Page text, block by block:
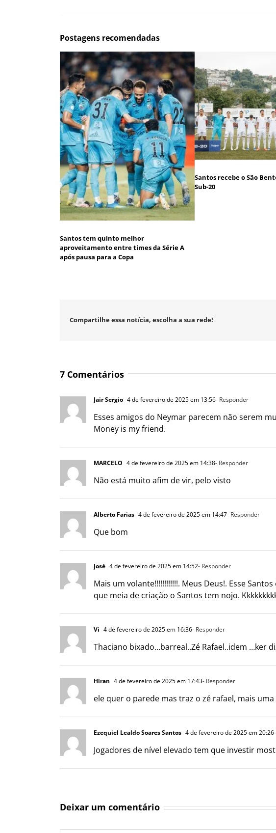
Postagens recomendadas
Santos tem quinto melhor
aproveitamento entre times da Série A
após pausa para a Copa
Santos recebe o São
Sub-20
Compartilhe essa notícia, escolha a sua rede!
7 Comentários
Jair Sergio 4 de fevereiro de 2025 em 13:56- Responder
Esses amigos do Neymar parecem não serem
Money is my friend.
MARCELO 4 de fevereiro de 2025 em 14:38- Responder
Não está muito afim de vir, pelo visto
Alberto Farias 4 de fevereiro de 2025 em 14:47- Responder
Que bom
José 4 de fevereiro de 2025 em 14:52- Responder
Mais um volante!!!!!!!!!!!!. Meus Deus!. Esse
que meia de criação o Santos tem nojo.
Vi 4 de fevereiro de 2025 em 16:36- Responder
Thaciano bixado…barreal..Zé Rafael..idem …ker
Hiran 4 de fevereiro de 2025 em 17:43- Responder
ele quer o parede mas traz o zé rafael, mais
Ezequiel Lealdo Soares Santos 4 de fevereiro de 2025 em 20:26
Jogadores de nível elevado tem que investir
Deixar um comentário